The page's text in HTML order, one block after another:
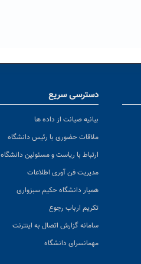
دسترسی سریع
بیانیه صیانت از داده ها
ملاقات حضوری با رئیس دانشگاه
ارتباط با ریاست و مسئولین دانشگاه
مدیریت فن آوری اطلاعات
همیار دانشگاه حکیم سبزواری
تکریم ارباب رجوع
سامانه گزارش اتصال به اینترنت
مهمانسرای دانشگاه